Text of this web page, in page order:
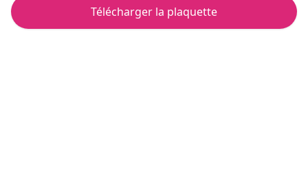
Télécharger la plaquette